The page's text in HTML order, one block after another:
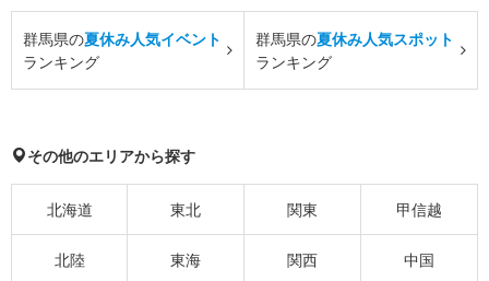
群馬県の夏休み人気イベント
ランキング
群馬県の夏休み人気スポット
ランキング
その他のエリアから探す
北海道 東北 関東 甲信越
北陸 東海 関西 中国